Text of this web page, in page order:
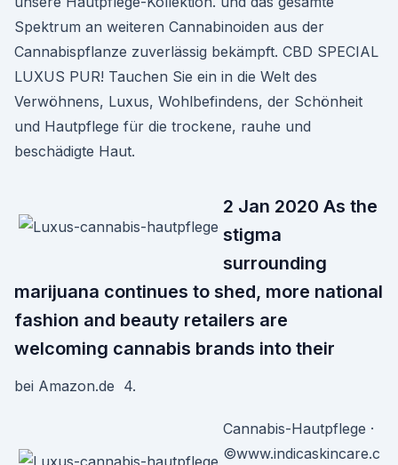
Spektrum an weiteren Cannabinoiden aus der
Cannabispflanze zuverlässig bekämpft. CBD SPECIAL
LUXUS PUR! Tauchen Sie ein in die Welt des
Verwöhnens, Luxus, Wohlbefindens, der Schönheit
und Hautpflege für die trockene, rauhe und
beschädigte Haut.
2 Jan 2020 As the
stigma
surrounding
marijuana continues to shed, more national
fashion and beauty retailers are
welcoming cannabis brands into their
bei Amazon.de 4.
Cannabis-Hautpflege ·
©www.indicaskincare.c